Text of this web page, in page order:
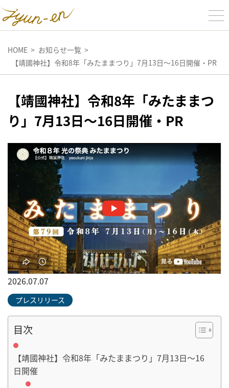
HOME
お知らせ一覧
【靖國神社】令和8年「みたままつり」7月13日～16日開催・PR
【靖國神社】令和8年「みたままつ
り」7月13日～16日開催・PR
2026.07.07
プレスリリース
目次
【靖國神社】令和8年「みたままつり」7月13日～16
日開催